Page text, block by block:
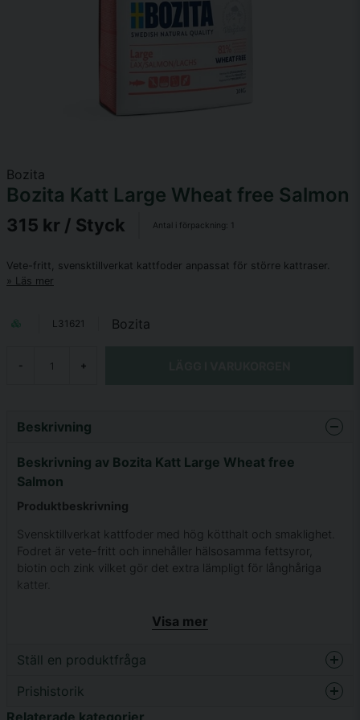
Bozita
Bozita Katt Large Wheat free Salmon
315 kr / Styck Antal i förpackning: 1
Vete-fritt, svensktillverkat kattfoder anpassat för större kattraser.
Läs mer
L31621 Bozita
- +
Beskrivning
Beskrivning av Bozita Katt Large Wheat free
Salmon
Produktbeskrivning
Svensktillverkat kattfoder med hög kötthalt och smaklighet.
Fodret är vete-fritt och innehåller hälsosamma fettsyror,
biotin och zink vilket gör det extra lämpligt för långhåriga
katter.
Fodret är anpassat för lite större katter, och har en väl
avvägd mineralbalans som är skonsamt för njurar och
Visa mer
Ställ en produktfråga
question
Prishistorik
Relaterade kategorier